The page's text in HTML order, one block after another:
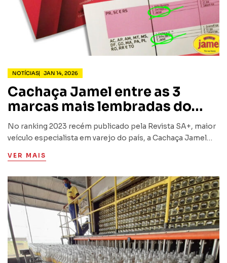
NOTÍCIAS JAN 14, 2026
Cachaça Jamel entre as 3
marcas mais lembradas do
Brasil
No ranking 2023 recém publicado pela Revista SA+, maior
veículo especialista em varejo do país, a Cachaça Jamel
Brasil.
VER MAIS